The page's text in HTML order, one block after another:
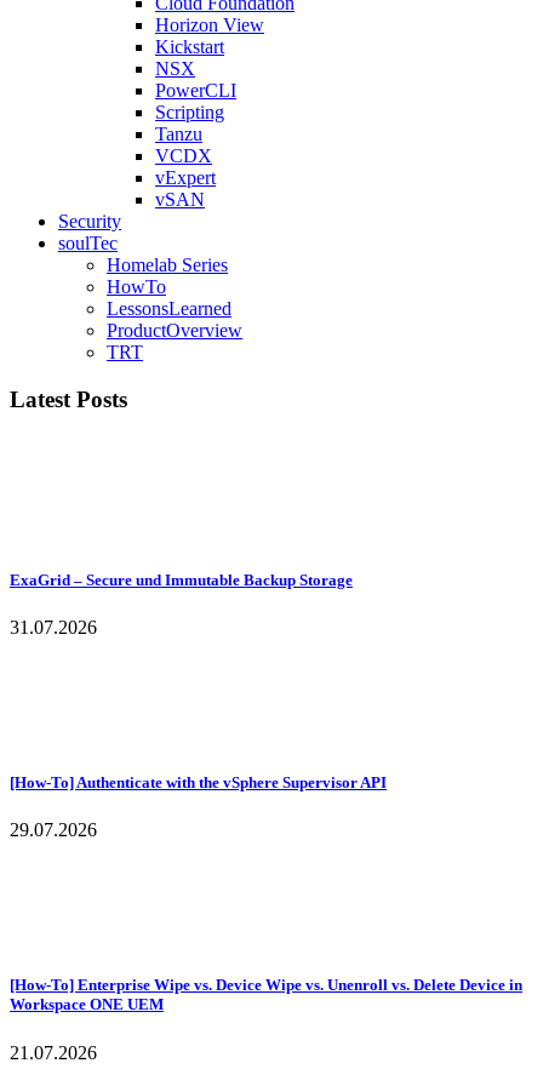
Horizon View
Kickstart
NSX
PowerCLI
Scripting
Tanzu
VCDX
vExpert
vSAN
Security
soulTec
Homelab Series
HowTo
LessonsLearned
ProductOverview
TRT
Latest Posts
ExaGrid – Secure und Immutable Backup Storage
31.07.2026
[How-To] Authenticate with the vSphere Supervisor API
29.07.2026
[How-To] Enterprise Wipe vs. Device Wipe vs. Unenroll vs. Delete Device in
Workspace ONE UEM
21.07.2026